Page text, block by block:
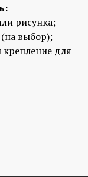
рисунка;
выбор);
для